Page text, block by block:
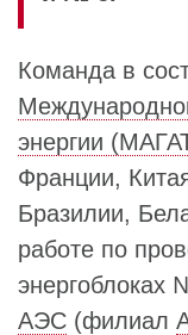
Команда в
энергии
Франции,
Бразилии,
работе по
АЭС (филиал